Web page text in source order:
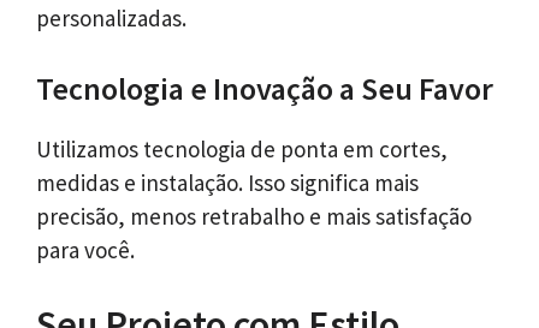
personalizadas.
Tecnologia e Inovação a Seu Favor
Utilizamos tecnologia de ponta em cortes,
medidas e instalação. Isso significa mais
precisão, menos retrabalho e mais satisfação
para você.